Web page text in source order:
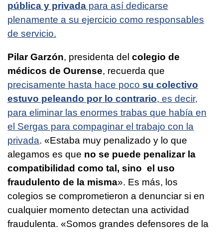
pública y privada para así dedicarse
plenamente a su ejercicio como responsables
de servicio.
Pilar Garzón, presidenta del colegio de
médicos de Ourense, recuerda que
precisamente hasta hace poco su colectivo
estuvo peleando por lo contrario, es decir,
para eliminar las enormes trabas que había en
el Sergas para compaginar el trabajo con la
privada. «Estaba muy penalizado y lo que
alegamos es que no se puede penalizar la
compatibilidad como tal, sino el uso
fraudulento de la misma». Es más, los
colegios se comprometieron a denunciar si en
cualquier momento detectan una actividad
fraudulenta. «Somos grandes defensores de la